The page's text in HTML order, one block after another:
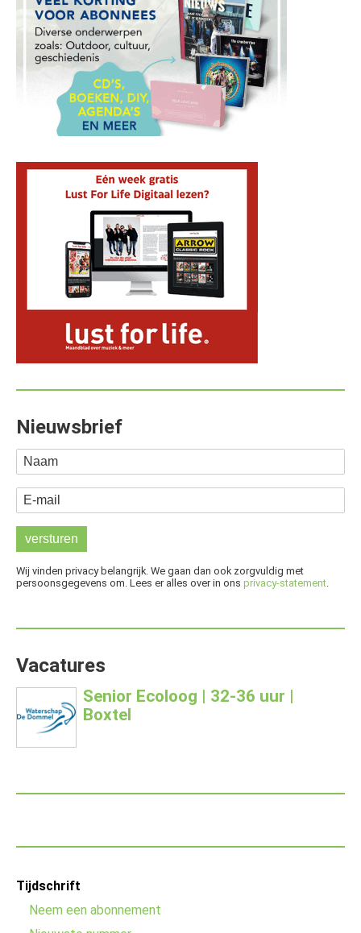
Nieuwsbrief
Naam
E-mail
Wij vinden privacy belangrijk. We gaan dan ook zorgvuldig met
persoonsgegevens om. Lees er alles over in ons privacy-statement
Vacatures
Senior Ecoloog | 32-36 uur |
Boxtel
Footer
menu
Tijdschrift
Neem een abonnement